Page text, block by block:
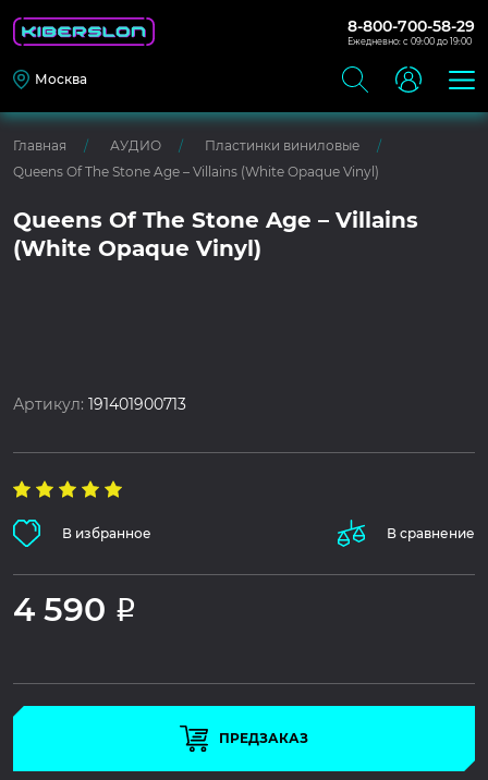
8-800-700-58-29
Ежедневно: с 09:00 до 19:00
Москва
Главная АУДИО
Пластинки виниловые
Queens Of The Stone Age – Villains (White Opaque Vinyl)
Queens Of The Stone Age – Villains
(White Opaque Vinyl)
Артикул:191401900713
В избранное В сравнение
4 590 Р
ПРЕДЗАКАЗ